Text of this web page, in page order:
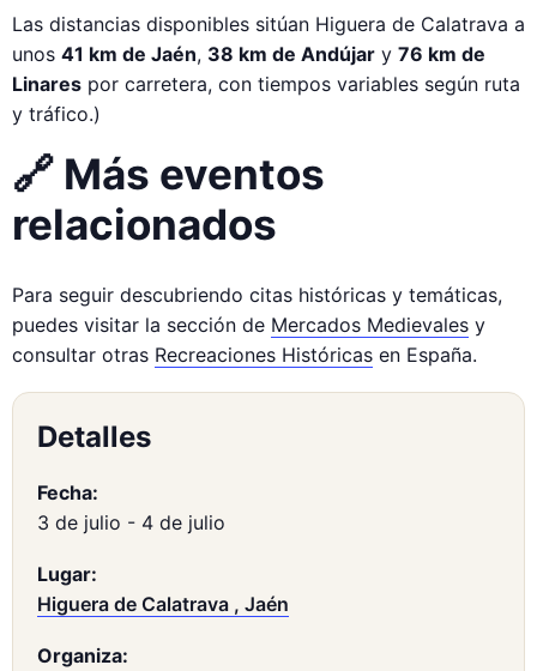
Las distancias disponibles sitúan Higuera de Calatrava a
unos 41 km de Jaén, 38 km de Andújar y 76 km de
Linares por carretera, con tiempos variables según ruta
y tráfico.)
🔗 Más eventos
relacionados
Para seguir descubriendo citas históricas y temáticas,
puedes visitar la sección de Mercados Medievales y
consultar otras Recreaciones Históricas en España.
Detalles
Fecha:
3 de julio - 4 de julio
Lugar:
Higuera de Calatrava , Jaén
Organiza: